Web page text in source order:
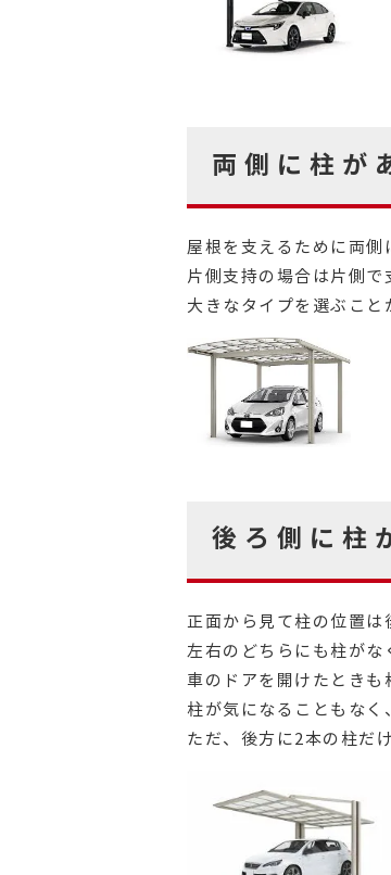
両側に柱が
屋根を支えるために両
片側支持の場合は片側
大きなタイプを選ぶこと
後ろ側に柱
正面から見て柱の位置は
左右のどちらにも柱がな
車のドアを開けたとき
柱が気になることもなく
ただ、後方に2本の柱だ